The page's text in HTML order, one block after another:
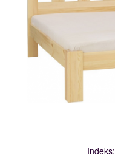
Indeks: